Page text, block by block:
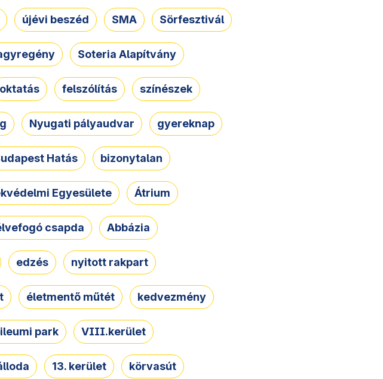
újévi beszéd SMA Sörfesztivál
Soteria Alapítvány
oktatás felszólítás színészek
Nyugati pályaudvar gyereknap
Hatás bizonytalan
Egyesülete Átrium
csapda Abbázia
edzés nyitott rakpart
életmentő műtét kedvezmény
park VIII.kerület
13. kerület körvasút